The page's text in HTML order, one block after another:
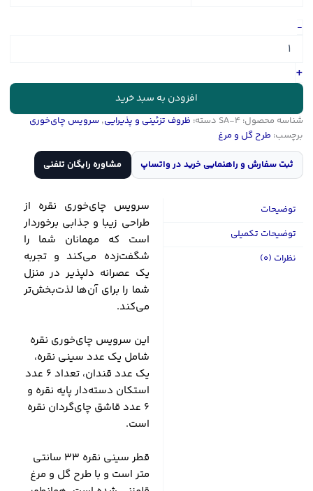
-
تمام
نقره
طرح
و
مرغ
اصفهان
کد
SA-
4
+
افزودن به سبد خرید
شناسه محصول: SA-4 دسته: ظروف تزئینی و پذیرایی, سرویس چای‌خوری
برچسب: طرح گل و مرغ
ثبت سفارش و راهنمایی خرید در واتساپ مشاوره رایگان تلفنی
توضیحات
توضیحات تکمیلی
نظرات (0)
سرویس چای‌خوری نقره از
طراحی زیبا و جذابی برخوردار
است که مهمانان شما را
شگفت‌زده می‌کند و تجربه
یک عصرانه دلپذیر در منزل
شما را برای آن‌ها لذت‌بخش‌تر
می‌کند.
این سرویس چای‌خوری نقره
شامل یک عدد سینی نقره،
یک عدد قندان، تعداد 6 عدد
استکان دسته‌دار پایه نقره و
6 عدد قاشق چای‌گردان نقره
است.
قطر سینی نقره 33 سانتی
متر است و با طرح گل و مرغ